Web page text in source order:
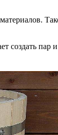
пар